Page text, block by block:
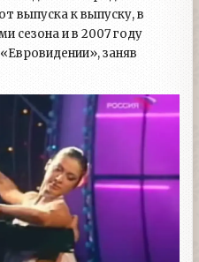
выпуска к выпуску, в
сезона и в 2007 году
заняв